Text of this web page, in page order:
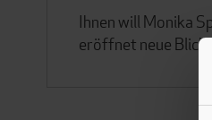
Ihnen will Monika
eröffnet neue